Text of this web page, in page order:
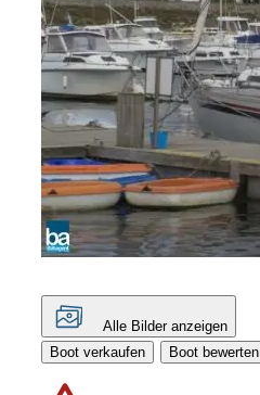
Alle Bilder anzeigen
Boot verkaufen
Boot bewerten